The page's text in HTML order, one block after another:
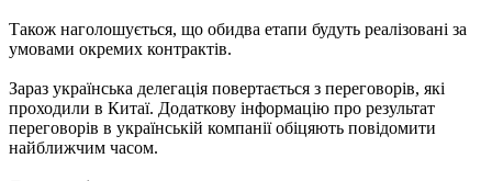
Також наголошується, що обидва етапи будуть реалізовані за
умовами окремих контрактів.
Зараз українська делегація повертається з переговорів, які
проходили в Китаї. Додаткову інформацію про результат
переговорів в українській компанії обіцяють повідомити
найближчим часом.